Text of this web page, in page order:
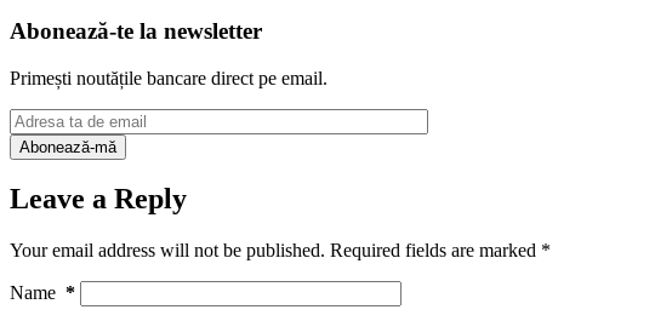
Abonează-te la newsletter
Primești noutățile bancare direct pe email.
Leave a Reply
Your email address will not be published. Required fields are marked *
Name *